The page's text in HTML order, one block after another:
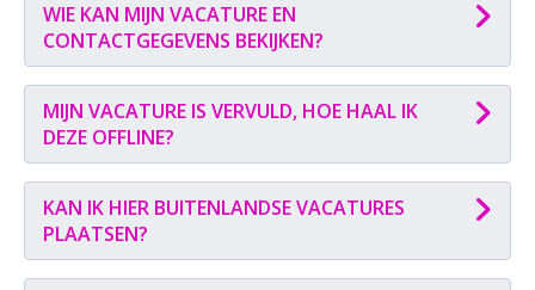
WIE KAN MIJN VACATURE EN
CONTACTGEGEVENS BEKIJKEN?
MIJN VACATURE IS VERVULD, HOE HAAL IK
DEZE OFFLINE?
KAN IK HIER BUITENLANDSE VACATURES
PLAATSEN?